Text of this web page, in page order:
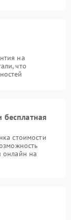
на
что
бесплатная
стоимости
онлайн на